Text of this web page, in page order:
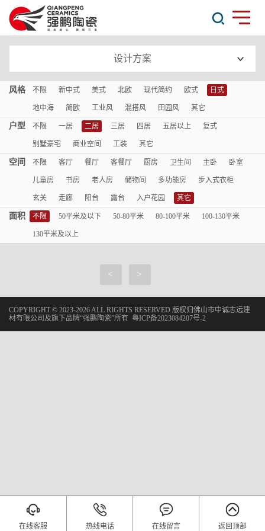
设计方案
风格 不限 新中式 美式 北欧 现代简约 欧式 日式
地中海 简欧 工业风 混搭风 田园风 其它
户型 不限 一居 二居 三居 四居 五居以上 复式
别墅豪宅 商业空间 工装 其它
空间 不限 客厅 餐厅 客餐厅 厨房 卫生间 主卧 卧室
儿童房 书房 老人房 储物间 多功能房 步入式衣柜
玄关 走廊 阳台 露台 入户花园 其它
面积 不限 50平米及以下 50-80平米 80-100平米 100-130平米
130平米及以上
< >
COPYRIGHT © 2023-2026 ALL RIGHTS RESERVED 版权归佛山市中诚志远建
材有限公司及旗下品牌“强鹏陶瓷”所有 粤ICP备2023084207号-2
在线客服 热线电话 在线留言 返回顶部